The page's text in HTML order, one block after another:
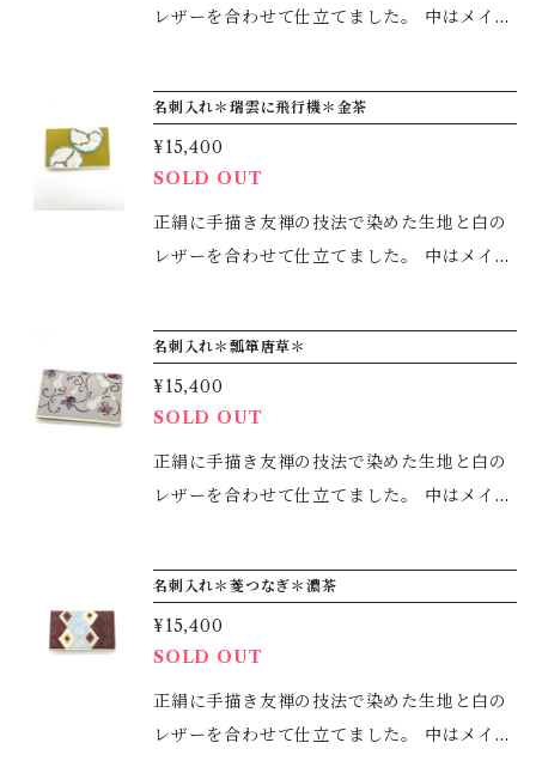
きました。 プレゼントなどにもいかがでしょ
レザーを合わせて仕立てました。 中はメイン
とても使いやすくなっています。 サイズ：11.
5×7.5cm (ふたを閉じた状態) 柄は、男性にも
人気の鯛です。 めでたいとうろこに鱗柄と七
宝柄を入れて、名刺から始まる縁繋ぎと厄除
けの意味を込めました。 父の日のプレゼント
名刺入れ＊瑞雲に飛行機＊金茶
¥15,400
SOLD OUT
正絹に手描き友禅の技法で染めた生地と白の
レザーを合わせて仕立てました。 中はメイン
とても使いやすくなっています。 サイズ：11.
5×7.5cm (ふたを閉じた状態) 柄は、吉祥文様
である瑞雲のご縁と、そこから飛び立つ飛行
機に願いを載せて。 この名刺入れからお使い
になられる方々羽ばたかれることを願って描
名刺入れ＊瓢箪唐草＊
¥15,400
SOLD OUT
正絹に手描き友禅の技法で染めた生地と白の
レザーを合わせて仕立てました。 中はメイン
とても使いやすくなっています。 サイズ：11.
5×7.5cm (ふたを閉じた状態) 柄は、六つの瓢
箪で無病(六瓢)息災を祈る唐草の吉祥柄で
す。 願いを込めて父の日のプレゼントなどに
もいかがでしょうか？
名刺入れ＊菱つなぎ＊濃茶
¥15,400
SOLD OUT
正絹に手描き友禅の技法で染めた生地と白の
レザーを合わせて仕立てました。 中はメイン